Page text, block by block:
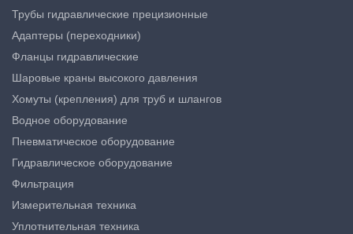
Трубы гидравлические прецизионные
Адаптеры (переходники)
Фланцы гидравлические
Шаровые краны высокого давления
Хомуты (крепления) для труб и шлангов
Водное оборудование
Пневматическое оборудование
Гидравлическое оборудование
Фильтрация
Измерительная техника
Уплотнительная техника